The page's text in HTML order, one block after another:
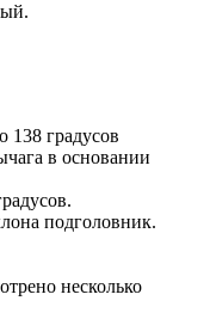
138 градусов
в основании
подголовник.
несколько